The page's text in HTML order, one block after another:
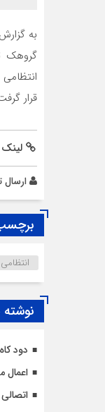
به
گروهک
قرار
لینک
دود